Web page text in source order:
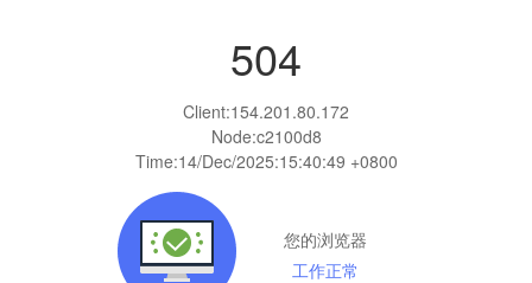
504
Client:154.201.80.172
Node:c2100d8
Time:14/Dec/2025:15:40:49 +0800
您的浏览器
工作正常